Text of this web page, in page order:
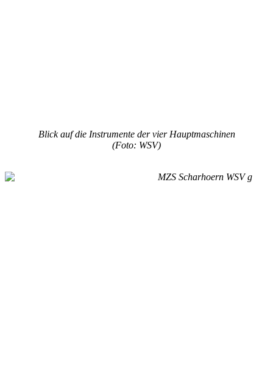
Blick auf die Instrumente der vier Hauptmaschinen
(Foto: WSV)